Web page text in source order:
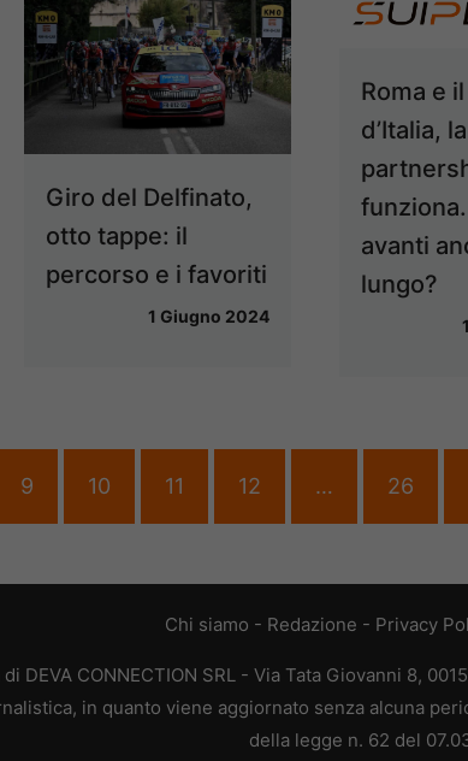
Giro del Delfinato,
otto tappe: il
percorso e i favoriti
1 Giugno 2024
Roma e
d’Italia, la
avanti
lungo?
9 10 11 12 … 26
Chi siamo - Redazione - Privacy
DEVA CONNECTION SRL - Via Tata Giovanni 8,
in quanto viene aggiornato senza alcuna
della legge n. 62 del